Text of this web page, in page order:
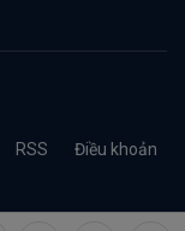
RSS Điều khoản